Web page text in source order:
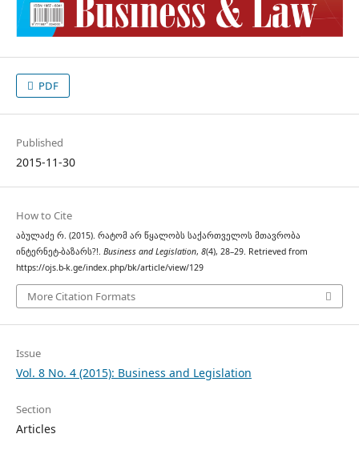
PDF
Published
2015-11-30
How to Cite
აბულაძე რ. (2015). რატომ არ წყალობს საქართველოს მთავრობა
ინტერნეტ-ბაზარს?!. Business and Legislation, 8(4), 28–29. Retrieved from
https://ojs.b-k.ge/index.php/bk/article/view/129
More Citation Formats
Issue
Vol. 8 No. 4 (2015): Business and Legislation
Section
Articles